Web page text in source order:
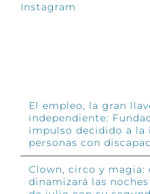
Instagram
El empleo, la gran
independiente:
impulso decidido a la
personas con
Clown, circo y magia:
dinamizará las